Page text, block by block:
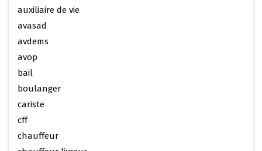
auxiliaire de vie
avasad
avdems
avop
bail
boulanger
cariste
cff
chauffeur